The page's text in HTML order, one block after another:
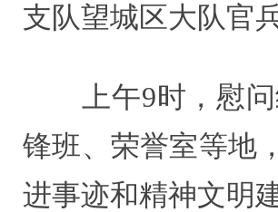
支队望城区大队官
上午9时，慰问
锋班、荣誉室等地
进事迹和精神文明